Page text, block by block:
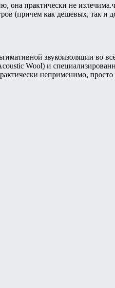
она практически не
(причем как дешевых, так и
звукоизоляции во
Wool) и
неприменимо,